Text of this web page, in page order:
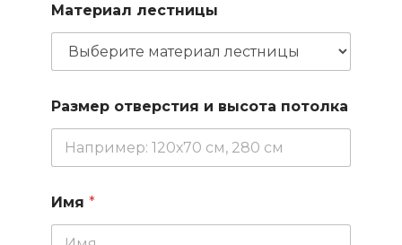
Материал лестницы
Размер отверстия и высота потолка
Имя *